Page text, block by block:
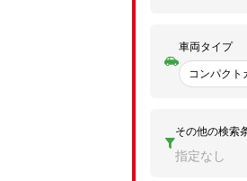
車両タイプ
コンパクト
その他の検索
指定なし